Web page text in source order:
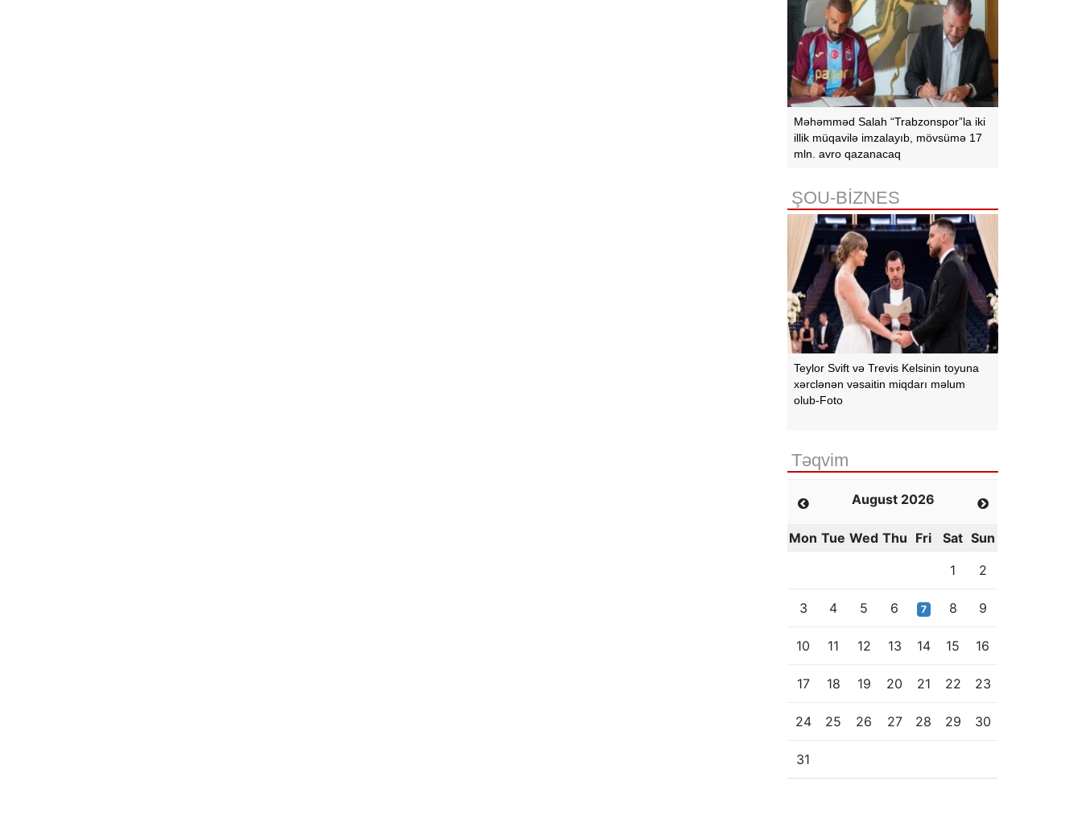
Məhəmməd Salah “Trabzonspor”la iki
illik müqavilə imzalayıb, mövsümə 17
mln. avro qazanacaq
ŞOU-BİZNES
Teylor Svift və Trevis Kelsinin toyuna
xərclənən vəsaitin miqdarı məlum
olub-Foto
Təqvim
August 2026
Mon Tue Wed Thu Fri Sat Sun
1
2
3 4 5 6 7 8 9
10 11 12 13 14 15 16
17 18 19 20 21 22 23
24 25 26 27 28 29 30
31